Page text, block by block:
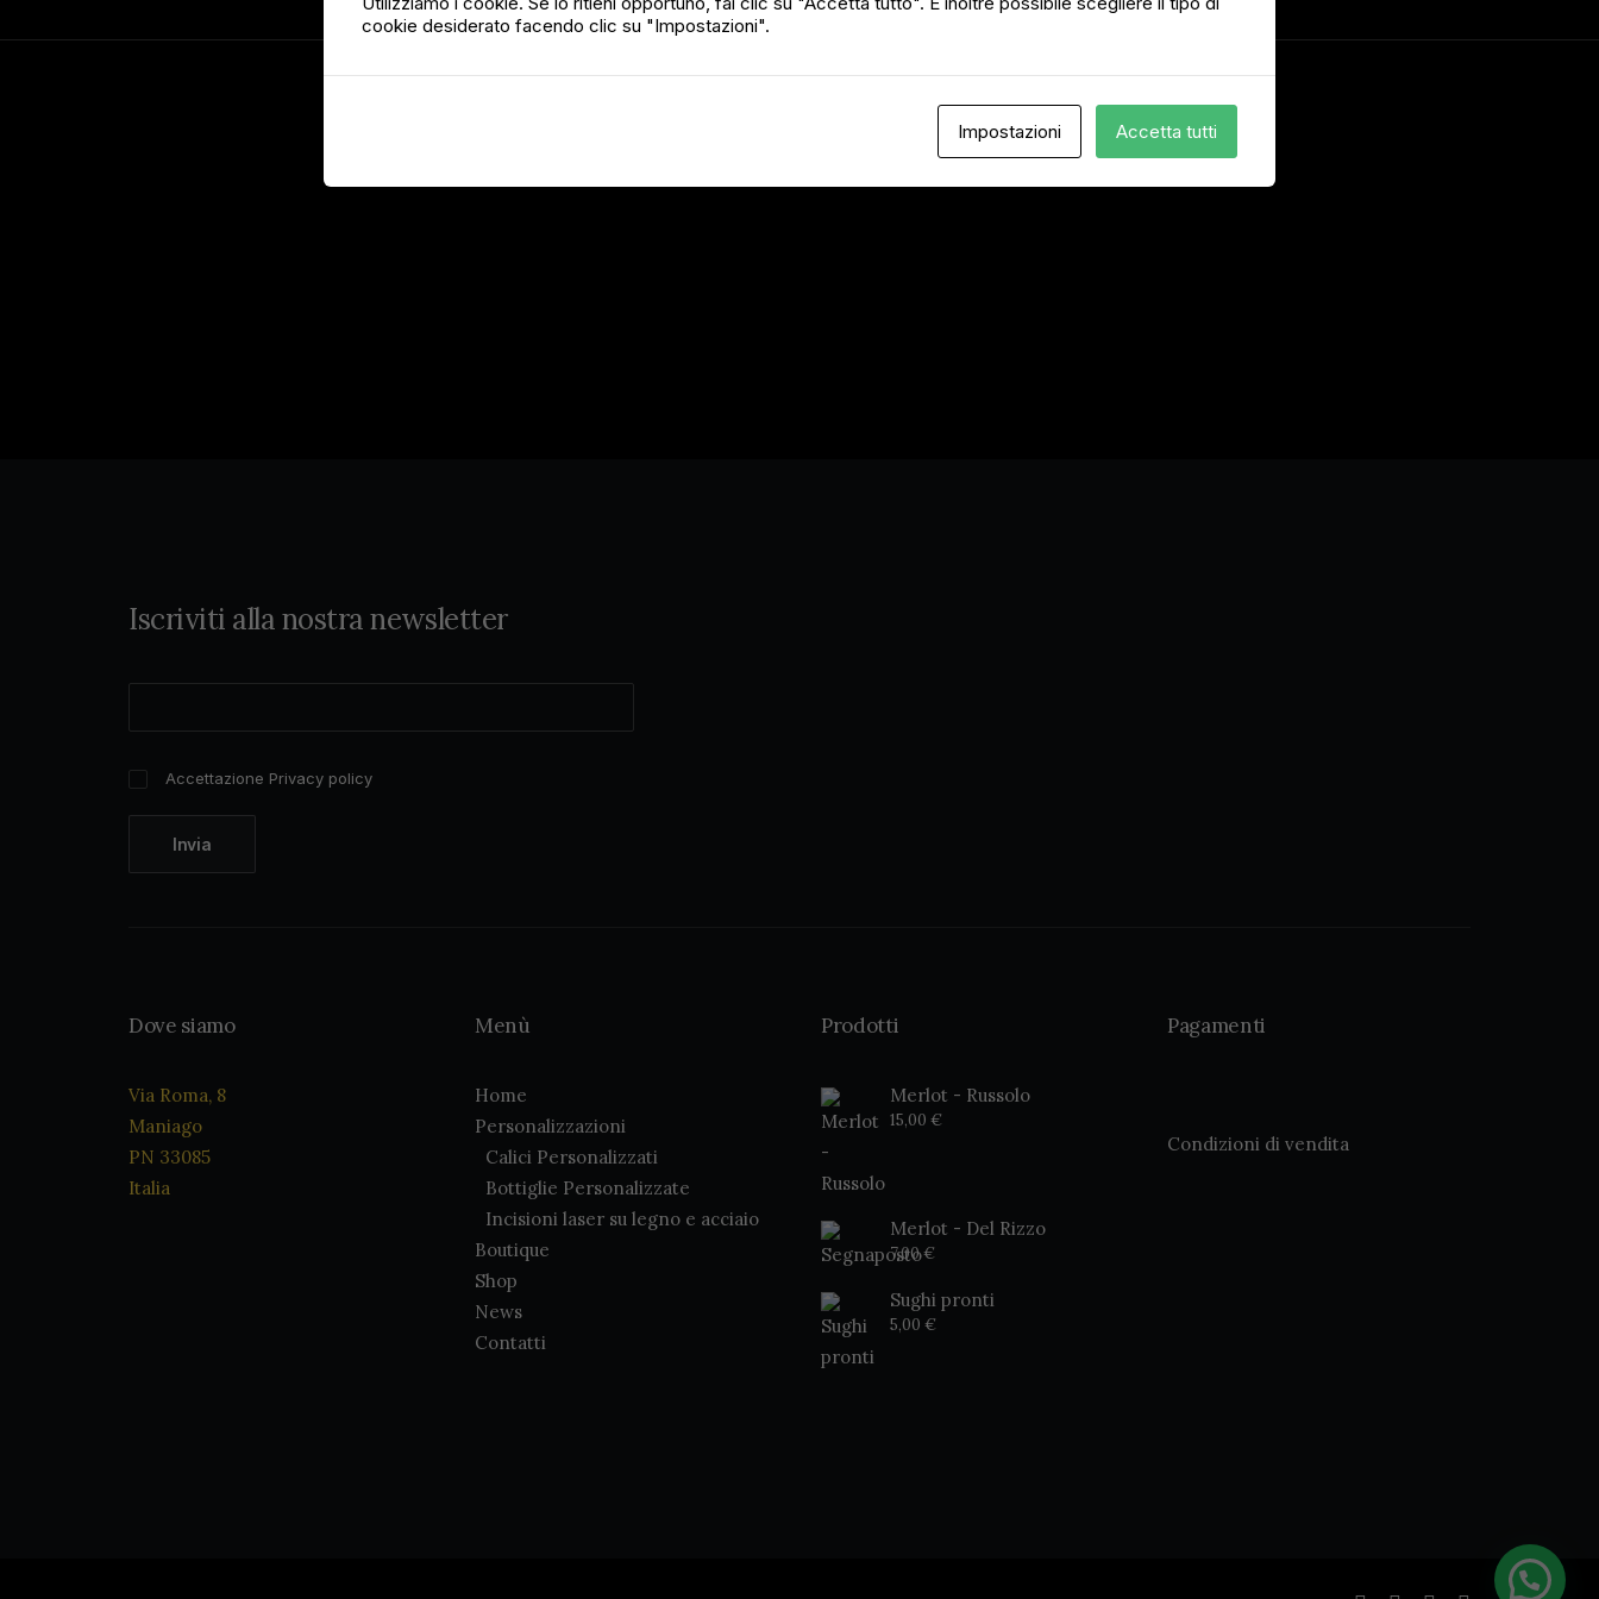
Iscriviti alla nostra newsletter
Accettazione Privacy policy
Dove siamo
Via Roma, 8
Maniago
PN 33085
Italia
Menù
Home
Personalizzazioni
Calici Personalizzati
Bottiglie Personalizzate
Incisioni laser su legno e acciaio
Boutique
Shop
News
Contatti
Prodotti
Merlot - Russolo
15,00 €
Merlot - Del Rizzo
7,00€
Sughi pronti
5,00 €
Pagamenti
Condizioni di vendita
cookie desiderato facendo clic su "Impostazioni".
Impostazioni Accetta tutti